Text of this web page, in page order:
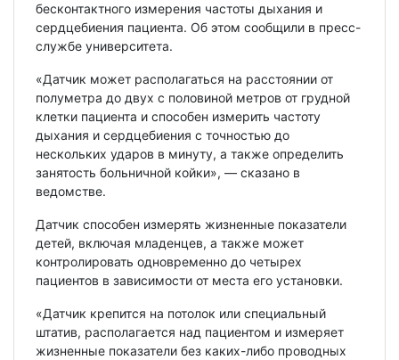
бесконтактного измерения частоты дыхания и
сердцебиения пациента. Об этом сообщили в пресс-
службе университета.
«Датчик может располагаться на расстоянии от
полуметра до двух с половиной метров от грудной
клетки пациента и способен измерить частоту
дыхания и сердцебиения с точностью до
нескольких ударов в минуту, а также определить
занятость больничной койки», — сказано в
ведомстве.
Датчик способен измерять жизненные показатели
детей, включая младенцев, а также может
контролировать одновременно до четырех
пациентов в зависимости от места его установки.
«Датчик крепится на потолок или специальный
штатив, располагается над пациентом и измеряет
жизненные показатели без каких-либо проводных